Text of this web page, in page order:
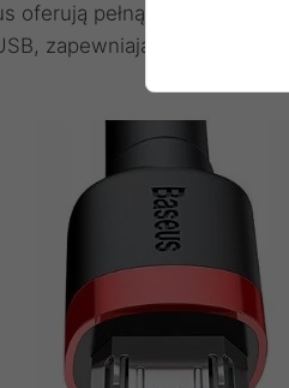
oferują pełną
zapewniając im